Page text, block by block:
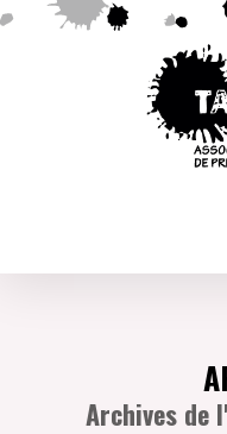
Archives de